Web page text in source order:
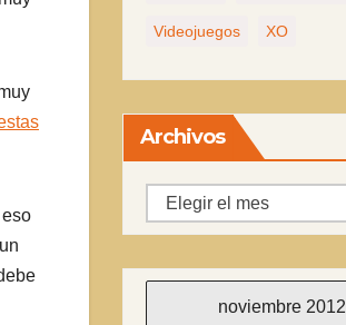
Videojuegos XO
Archivos
Archivos
noviembre 2012